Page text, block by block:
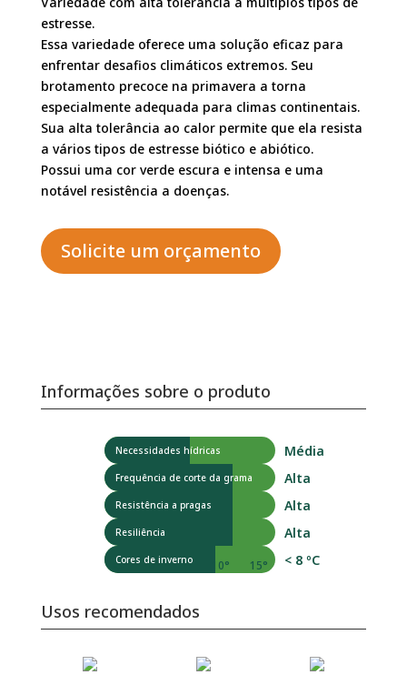
estresse.
Essa variedade oferece uma solução eficaz para
enfrentar desafios climáticos extremos. Seu
brotamento precoce na primavera a torna
especialmente adequada para climas continentais.
Sua alta tolerância ao calor permite que ela resista
a vários tipos de estresse biótico e abiótico.
Possui uma cor verde escura e intensa e uma
notável resistência a doenças.
Solicite um orçamento
Informações sobre o produto
Necessidades hídricas Média
Frequência de corte da grama Alta
Resistência a pragas Alta
Resiliência Alta
Cores de inverno < 8 ºC
-5° 0° 5º 10° 15°
Usos recomendados